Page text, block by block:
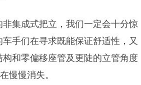
集成式把立，我们一定会十分惊
手们在寻求既能保证舒适性，又
和零偏移座管及更陡的立管角度
慢慢消失。